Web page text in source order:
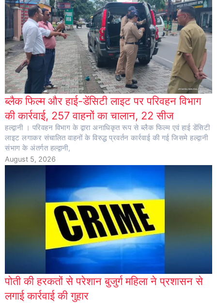
ब्लैक फिल्म और हाई-डेंसिटी लाइट पर परिवहन विभाग
की कार्रवाई, 257 वाहनों का चालान, 22 सीज
हल्द्वानी । परिवहन विभाग के द्वारा अनाधिकृत रूप से ब्लैक फिल्म एवं हाई डेंसिटी
लाइट लगाकर संचालित वाहनों के विरुद्ध प्रवर्तन कार्रवाई की गई जिसमे हल्द्वानी
संभाग के अंतर्गत हल्द्वानी,
August 5, 2026
पोती की हरकतों से परेशान बुजुर्ग महिला ने प्रशासन से
लगाई कार्रवाई की गुहार